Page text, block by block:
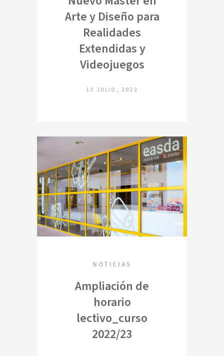
Arte y Diseño para
Realidades
Extendidas y
Videojuegos
13 JULIO, 2022
NOTICIAS
Ampliación de
horario
lectivo_curso
2022/23